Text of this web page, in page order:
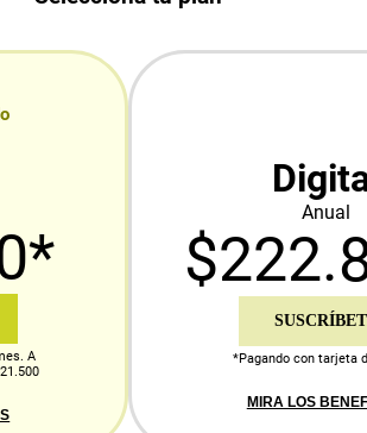
A
Anual
*Pagando con tarjeta
MIRA LOS